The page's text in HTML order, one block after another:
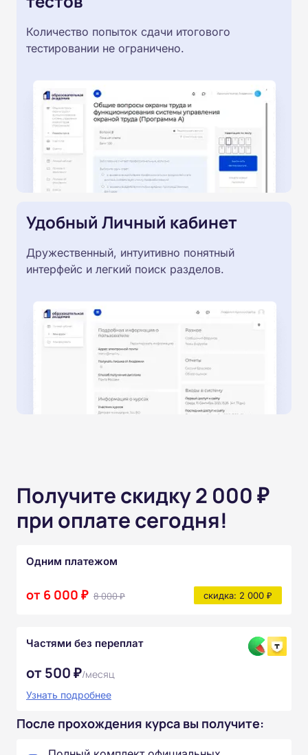
Количество попыток сдачи итогового
тестировании не ограничено.
Удобный Личный кабинет
Дружественный, интуитивно понятный
интерфейс и легкий поиск разделов.
Получите скидку 2 000 ₽
при оплате сегодня!
Одним платежом
от 6 000 ₽ 8 000 ₽ скидка: 2 000 ₽
Частями без переплат
от 500 ₽/месяц
Узнать подробнее
После прохождения курса вы получите: